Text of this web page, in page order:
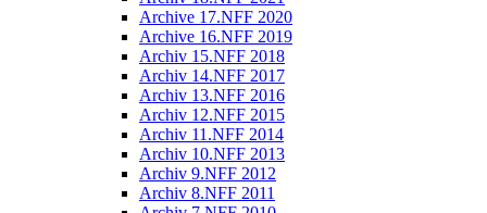
Archive 17.NFF 2020
Archive 16.NFF 2019
Archiv 15.NFF 2018
Archiv 14.NFF 2017
Archiv 13.NFF 2016
Archiv 12.NFF 2015
Archiv 11.NFF 2014
Archiv 10.NFF 2013
Archiv 9.NFF 2012
Archiv 8.NFF 2011